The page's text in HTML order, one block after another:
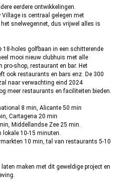
eerdere ontwikkelingen.
is centraal gelegen met
snelwegennet, dus vrijwel alles is
18-holes golfbaan in een schitterende
mooi nieuw clubhuis met alle
pro-shop, restaurant en bar. Het
ook restaurants en bars enz. De 300
naar verwachting eind 2024
meer restaurants en faciliteiten bieden.
8 min, Alicante 50 min
Cartagena 20 min
Middellandse Zee 25 min.
lokale 10-15 minuten.
10 min, tal van restaurants 5-10
maken met dit geweldige project en